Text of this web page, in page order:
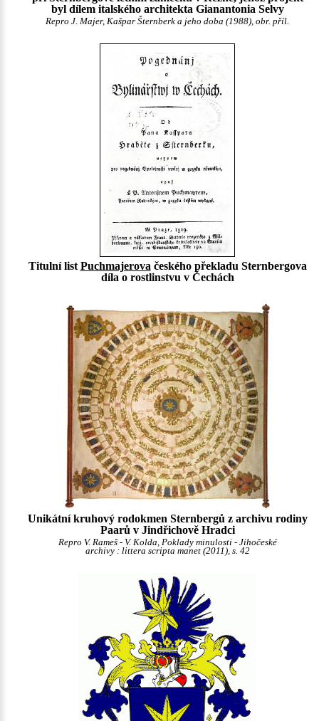
byl dílem italského architekta Gianantonia Selvy
Repro J. Majer, Kašpar Šternberk a jeho doba (1988), obr. příl.
Titulní list Puchmajerova českého překladu Sternbergova
díla o rostlinstvu v Čechách
Unikátní kruhový rodokmen Sternbergů z archivu rodiny
Paarů v Jindřichově Hradci
Repro V. Rameš - V. Kolda, Poklady minulosti - Jihočeské
archivy : littera scripta manet (2011), s. 42